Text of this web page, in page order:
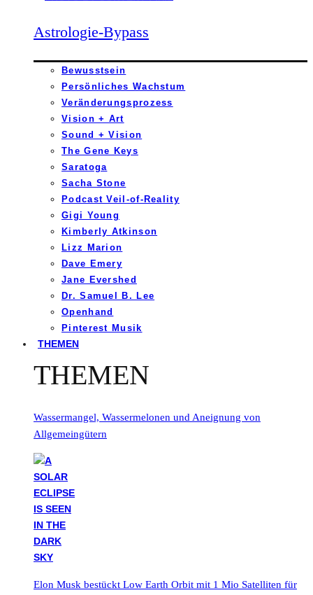
Astrologie-Bypass
Bewusstsein
Persönliches Wachstum
Veränderungsprozess
Vision + Art
Sound + Vision
The Gene Keys
Saratoga
Sacha Stone
Podcast Veil-of-Reality
Gigi Young
Kimberly Atkinson
Lizz Marion
Dave Emery
Jane Evershed
Dr. Samuel B. Lee
Openhand
Pinterest Musik
THEMEN
THEMEN
Wassermangel, Wassermelonen und Aneignung von
Allgemeingütern
Elon Musk bestückt Low Earth Orbit mit 1 Mio Satelliten für